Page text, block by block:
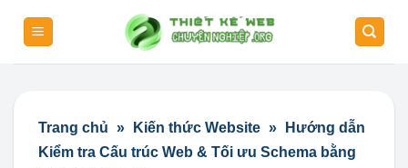
content
Trang chủ » Kiến thức Website »
Hướng dẫn
Kiểm tra Cấu trúc Web & Tối ưu Schema bằng